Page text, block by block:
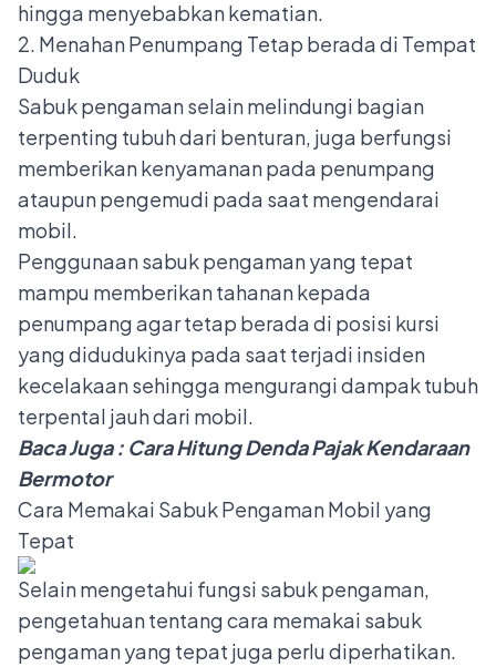
hingga menyebabkan kematian.
2. Menahan Penumpang Tetap berada di Tempat
Duduk
Sabuk pengaman selain melindungi bagian
terpenting tubuh dari benturan, juga berfungsi
memberikan kenyamanan pada penumpang
ataupun pengemudi pada saat mengendarai
mobil.
Penggunaan sabuk pengaman yang tepat
mampu memberikan tahanan kepada
penumpang agar tetap berada di posisi kursi
yang didudukinya pada saat terjadi insiden
kecelakaan sehingga mengurangi dampak tubuh
terpental jauh dari mobil.
Baca Juga : Cara Hitung Denda Pajak Kendaraan
Bermotor
Cara Memakai Sabuk Pengaman Mobil yang
Tepat
Selain mengetahui fungsi sabuk pengaman,
pengetahuan tentangcara memakai sabuk
pengamanyang tepat juga perlu diperhatikan.